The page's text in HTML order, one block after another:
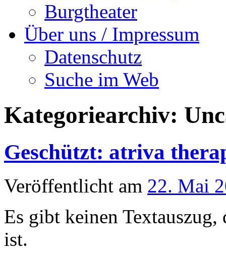
Burgtheater
Über uns / Impressum
Datenschutz
Suche im Web
Kategoriearchiv:
Geschützt: atriva
Veröffentlicht am 22. Mai
Es gibt keinen
ist.